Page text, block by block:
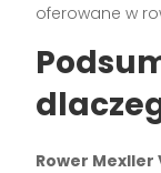
oferowane w
Rower Mexller